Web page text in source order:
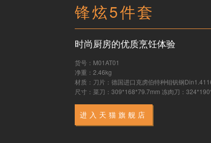
锋炫5件套
时尚厨房的优质烹饪体验
货号：M01AT01
净重：2.46kg
材质：刀片：德国进口克虏伯特种钼钒钢
尺寸：菜刀：309*168*79.7mm 冻肉刀：
进入天猫旗舰店